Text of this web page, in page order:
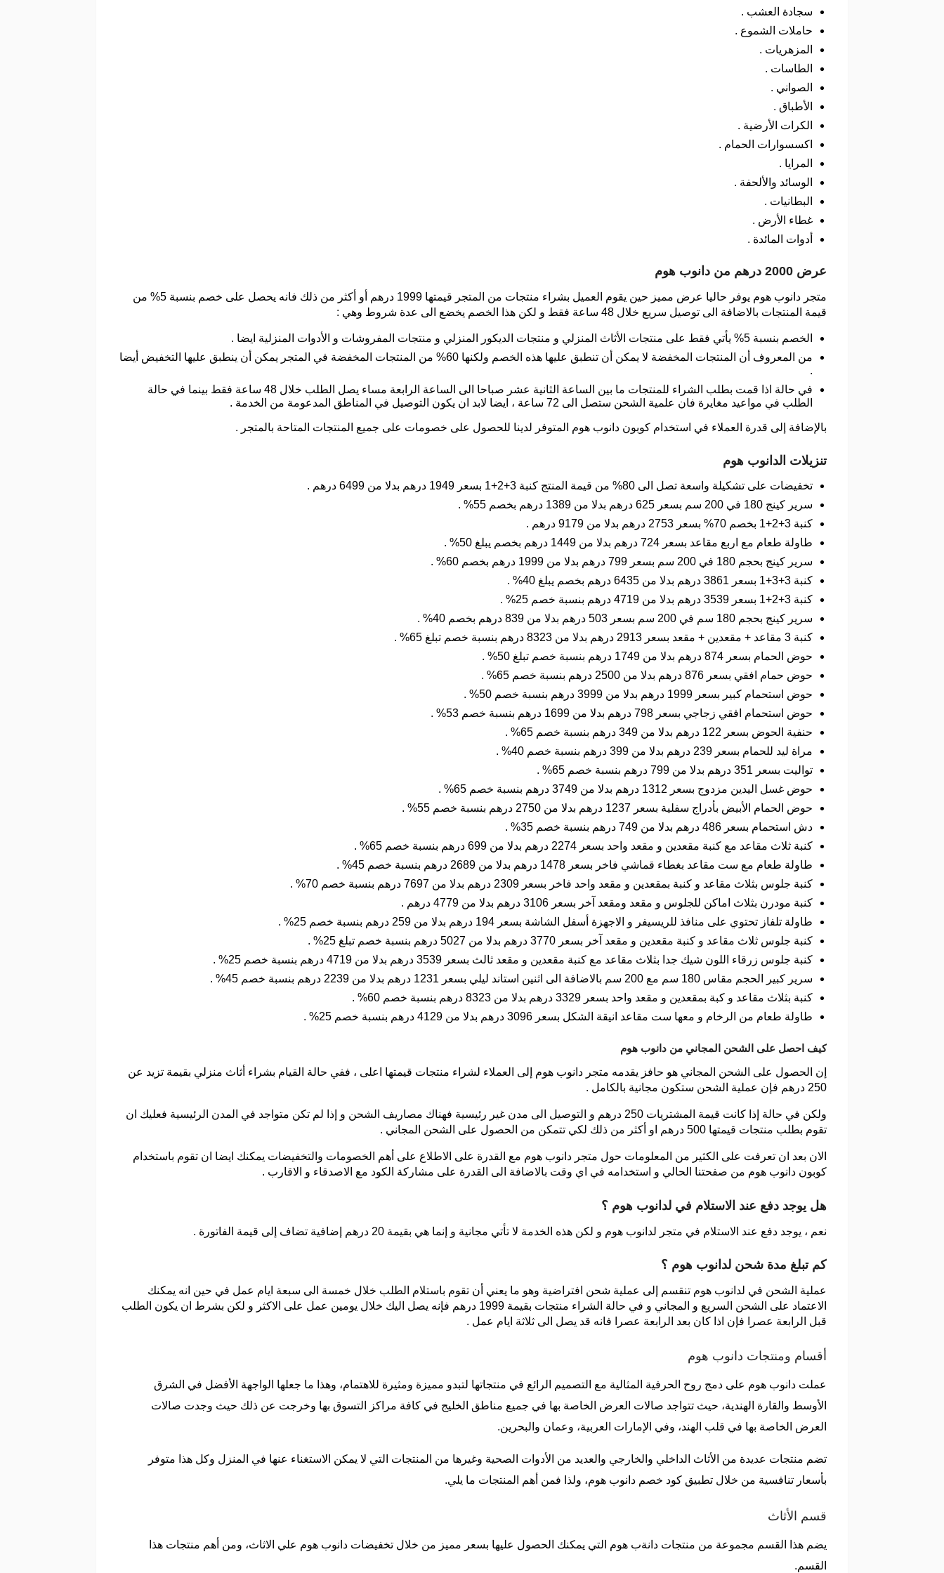
سجادة العشب .
حاملات الشموع .
المزهريات .
الطاسات .
الصواني .
الأطباق .
الكرات الأرضية .
اكسسوارات الحمام .
المرايا .
الوسائد والألحفة .
البطانيات .
غطاء الأرض .
أدوات المائدة .
عرض 2000 درهم من دانوب هوم
متجر دانوب هوم يوفر حاليا عرض مميز حين يقوم العميل بشراء منتجات من المتجر قيمتها 1999 درهم أو أكثر من ذلك فانه يحصل على خصم بنسبة 5% من
قيمة المنتجات بالاضافة الى توصيل سريع خلال 48 ساعة فقط و لكن هذا الخصم يخضع الى عدة شروط وهي :
الخصم بنسبة 5% يأتي فقط على منتجات الأثاث المنزلي و منتجات الديكور المنزلي و منتجات المفروشات و الأدوات المنزلية ايضا .
من المعروف أن المنتجات المخفضة لا يمكن أن تنطبق عليها هذه الخصم ولكنها 60% من المنتجات المخفضة في المتجر يمكن أن ينطبق عليها التخفيض أيضا
.
في حالة اذا قمت بطلب الشراء للمنتجات ما بين الساعة الثانية عشر صباحا الى الساعة الرابعة مساء يصل الطلب خلال 48 ساعة فقط بينما في حالة
الطلب في مواعيد مغايرة فان علمية الشحن ستصل الى 72 ساعة ، ايضا لابد ان يكون التوصيل في المناطق المدعومة من الخدمة .
بالإضافة إلى قدرة العملاء في استخدام كوبون دانوب هوم المتوفر لدينا للحصول على خصومات على جميع المنتجات المتاحة بالمتجر .
تنزيلات الدانوب هوم
تخفيضات على تشكيلة واسعة تصل الى 80% من قيمة المنتج كنبة 3+2+1 بسعر 1949 درهم بدلا من 6499 درهم .
سرير كينج 180 في 200 سم بسعر 625 درهم بدلا من 1389 درهم بخصم 55% .
كنبة 3+2+1 بخصم 70% بسعر 2753 درهم بدلا من 9179 درهم .
طاولة طعام مع اربع مقاعد بسعر 724 درهم بدلا من 1449 درهم بخصم يبلغ 50% .
سرير كينج بحجم 180 في 200 سم بسعر 799 درهم بدلا من 1999 درهم بخصم 60% .
كنبة 3+3+1 بسعر 3861 درهم بدلا من 6435 درهم بخصم يبلغ 40% .
كنبة 3+2+1 بسعر 3539 درهم بدلا من 4719 درهم بنسبة خصم 25% .
سرير كينج بحجم 180 سم في 200 سم بسعر 503 درهم بدلا من 839 درهم بخصم 40% .
كنبة 3 مقاعد + مقعدين + مقعد بسعر 2913 درهم بدلا من 8323 درهم بنسبة خصم تبلغ 65% .
حوض الحمام بسعر 874 درهم بدلا من 1749 درهم بنسبة خصم تبلغ 50% .
حوض حمام افقي بسعر 876 درهم بدلا من 2500 درهم بنسبة خصم 65% .
حوض استحمام كبير بسعر 1999 درهم بدلا من 3999 درهم بنسبة خصم 50% .
حوض استحمام افقي زجاجي بسعر 798 درهم بدلا من 1699 درهم بنسبة خصم 53% .
حنفية الحوض بسعر 122 درهم بدلا من 349 درهم بنسبة خصم 65% .
مراة ليد للحمام بسعر 239 درهم بدلا من 399 درهم بنسبة خصم 40% .
تواليت بسعر 351 درهم بدلا من 799 درهم بنسبة خصم 65% .
حوض غسل اليدين مزدوج بسعر 1312 درهم بدلا من 3749 درهم بنسبة خصم 65% .
حوض الحمام الأبيض بأدراج سفلية بسعر 1237 درهم بدلا من 2750 درهم بنسبة خصم 55% .
دش استحمام بسعر 486 درهم بدلا من 749 درهم بنسبة خصم 35% .
كنبة ثلاث مقاعد مع كنبة مقعدين و مقعد واحد بسعر 2274 درهم بدلا من 699 درهم بنسبة خصم 65% .
طاولة طعام مع ست مقاعد بغطاء قماشي فاخر بسعر 1478 درهم بدلا من 2689 درهم بنسبة خصم 45% .
كنبة جلوس بثلاث مقاعد و كنبة بمقعدين و مقعد واحد فاخر بسعر 2309 درهم بدلا من 7697 درهم بنسبة خصم 70% .
كنبة مودرن بثلاث اماكن للجلوس و مقعد ومقعد آخر بسعر 3106 درهم بدلا من 4779 درهم .
طاولة تلفاز تحتوي على منافذ للريسيفر و الاجهزة أسفل الشاشة بسعر 194 درهم بدلا من 259 درهم بنسبة خصم 25% .
كنبة جلوس ثلاث مقاعد و كنبة مقعدين و مقعد آخر بسعر 3770 درهم بدلا من 5027 درهم بنسبة خصم تبلغ 25% .
كنبة جلوس زرقاء اللون شيك جدا بثلاث مقاعد مع كنبة مقعدين و مقعد ثالث بسعر 3539 درهم بدلا من 4719 درهم بنسبة خصم 25% .
سرير كبير الحجم مقاس 180 سم مع 200 سم بالاضافة الى اثنين استاند ليلي بسعر 1231 درهم بدلا من 2239 درهم بنسبة خصم 45% .
كنبة بثلاث مقاعد و كبة بمقعدين و مقعد واحد بسعر 3329 درهم بدلا من 8323 درهم بنسبة خصم 60% .
طاولة طعام من الرخام و معها ست مقاعد انيقة الشكل بسعر 3096 درهم بدلا من 4129 درهم بنسبة خصم 25% .
كيف احصل على الشحن المجاني من دانوب هوم
إن الحصول على الشحن المجاني هو حافز يقدمه متجر دانوب هوم إلى العملاء لشراء منتجات قيمتها اعلى ، ففي حالة القيام بشراء أثاث منزلي بقيمة تزيد عن
250 درهم فإن عملية الشحن ستكون مجانية بالكامل .
ولكن في حالة إذا كانت قيمة المشتريات 250 درهم و التوصيل الى مدن غير رئيسية فهناك مصاريف الشحن و إذا لم تكن متواجد في المدن الرئيسية فعليك ان
تقوم بطلب منتجات قيمتها 500 درهم او أكثر من ذلك لكي تتمكن من الحصول على الشحن المجاني .
الان بعد ان تعرفت على الكثير من المعلومات حول متجر دانوب هوم مع القدرة على الاطلاع على أهم الخصومات والتخفيضات يمكنك ايضا ان تقوم باستخدام
كوبون دانوب هوم من صفحتنا الحالي و استخدامه في اي وقت بالاضافة الى القدرة على مشاركة الكود مع الاصدقاء و الاقارب .
هل يوجد دفع عند الاستلام في لدانوب هوم ؟
نعم ، يوجد دفع عند الاستلام في متجر لدانوب هوم و لكن هذه الخدمة لا تأتي مجانية و إنما هي بقيمة 20 درهم إضافية تضاف إلى قيمة الفاتورة .
كم تبلغ مدة شحن لدانوب هوم ؟
عملية الشحن في لدانوب هوم تنقسم إلى عملية شحن افتراضية وهو ما يعني أن تقوم باستلام الطلب خلال خمسة الى سبعة ايام عمل في حين انه يمكنك
الاعتماد على الشحن السريع و المجاني و في حالة الشراء منتجات بقيمة 1999 درهم فإنه يصل اليك خلال يومين عمل على الاكثر و لكن بشرط ان يكون الطلب
قبل الرابعة عصرا فإن اذا كان بعد الرابعة عصرا فانه قد يصل الى ثلاثة ايام عمل .
أقسام ومنتجات دانوب هوم
عملت دانوب هوم على دمج روح الحرفية المثالية مع التصميم الرائع في منتجاتها لتبدو مميزة ومثيرة للاهتمام، وهذا ما جعلها الواجهة الأفضل في الشرق
الأوسط والقارة الهندية، حيث تتواجد صالات العرض الخاصة بها في جميع مناطق الخليج في كافة مراكز التسوق بها وخرجت عن ذلك حيث وجدت صالات
العرض الخاصة بها في قلب الهند، وفي الإمارات العربية، وعمان والبحرين.
تضم منتجات عديدة من الأثاث الداخلي والخارجي والعديد من الأدوات الصحية وغيرها من المنتجات التي لا يمكن الاستغناء عنها في المنزل وكل هذا متوفر
بأسعار تنافسية من خلال تطبيق كود خصم دانوب هوم، ولذا فمن أهم المنتجات ما يلي.
قسم الأثاث
يضم هذا القسم مجموعة من منتجات دانةب هوم التي يمكنك الحصول عليها بسعر مميز من خلال تخفيضات دانوب هوم علي الاثاث، ومن أهم منتجات هذا
القسم.